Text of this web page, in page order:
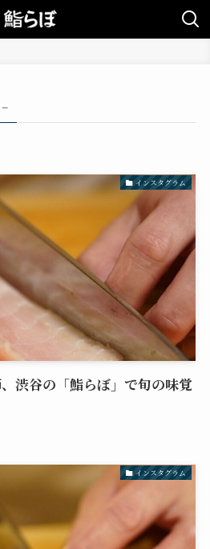
インスタグラム
渋谷の「鮨らぼ」で旬の味覚
インスタグラム